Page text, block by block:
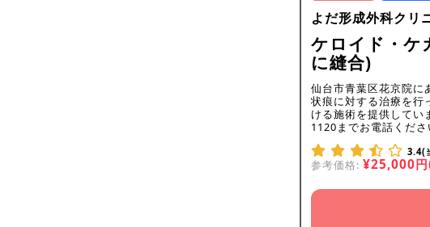
よだ形成外科クリ
ケロイド・ケ
に縫合)
仙台市青葉区花京院に
状痕に対する治療を行
ける施術を提供して
1120までお電話くださ
3.4(
参考価格: ¥25,000円